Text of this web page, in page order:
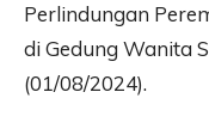
Perlindungan
di Gedung Wanita
(01/08/2024).